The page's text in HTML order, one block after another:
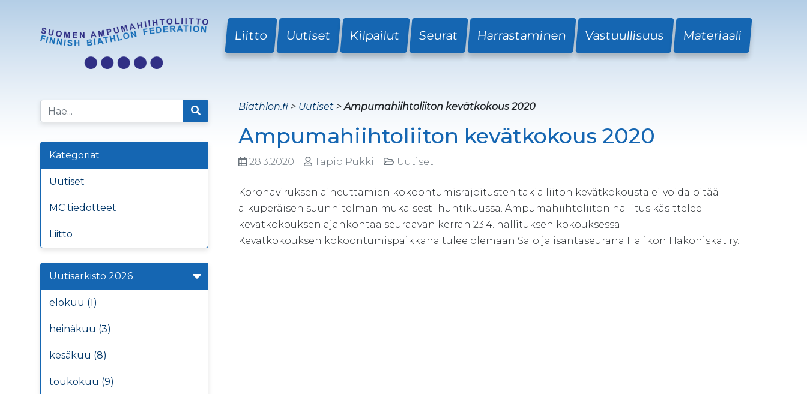
Liitto Uutiset Kilpailut Seurat Harrastaminen Vastuullisuus Materiaali
Kategoriat
Uutiset
MC tiedotteet
Liitto
Uutisarkisto 2026
elokuu (1)
heinäkuu (3)
kesäkuu (8)
toukokuu (9)
Biathlon.fi > Uutiset >Ampumahiihtoliiton kevätkokous 2020
Ampumahiihtoliiton kevätkokous 2020
28.3.2020 Tapio Pukki Uutiset
Koronaviruksen aiheuttamien kokoontumisrajoitusten takia liiton kevätkokousta ei voida pitää
alkuperäisen suunnitelman mukaisesti huhtikuussa. Ampumahiihtoliiton hallitus käsittelee
kevätkokouksen ajankohtaa seuraavan kerran 23.4. hallituksen kokouksessa.
Kevätkokouksen kokoontumispaikkana tulee olemaan Salo ja isäntäseurana Halikon Hakoniskat ry.